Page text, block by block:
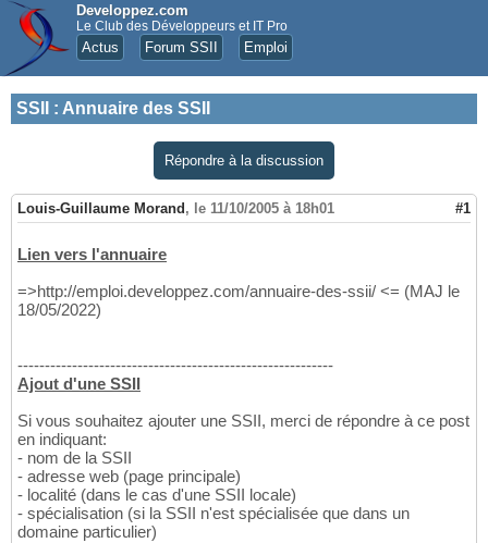
Developpez.com
Le Club des Développeurs et IT Pro
Actus Forum SSII Emploi
SSII : Annuaire des SSII
Répondre à la discussion
Louis-Guillaume Morand , le 11/10/2005 à 18h01 #1
Lien vers l'annuaire
=>http://emploi.developpez.com/annuaire-des-ssii/ <= (MAJ le
18/05/2022)
----------------------------------------------------------
Ajout d'une SSII
Si vous souhaitez ajouter une SSII, merci de répondre à ce post
en indiquant:
- nom de la SSII
- adresse web (page principale)
- localité (dans le cas d'une SSII locale)
- spécialisation (si la SSII n'est spécialisée que dans un
domaine particulier)